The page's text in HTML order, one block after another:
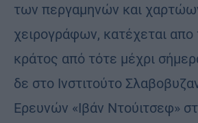
των περγαμηνών και
χειρογράφων, κατέχεται απο
κράτος από τότε μέχρι
δε στο Ινστιτούτο
Ερευνών «Ιβάν Ντούιτσεφ»